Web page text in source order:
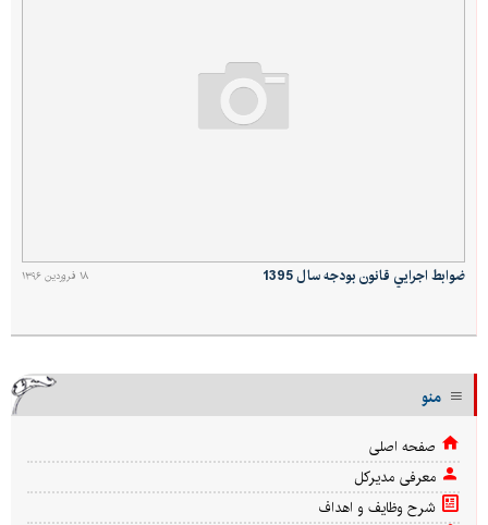
۱۸ فروردین ۱۳۹۶ ضوابط اجرايي قانون بودجه سال 1395
منو
صفحه اصلی
معرفی مدیرکل
شرح وظایف و اهداف